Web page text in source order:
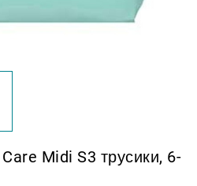
Midi S3 трусики, 6-